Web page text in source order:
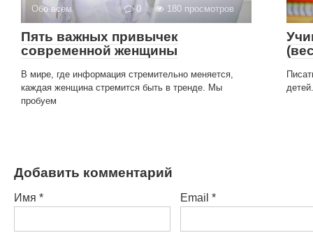
Обо всем 0 180 просмотров
Пять важных привычек
современной женщины
В мире, где информация стремительно меняется,
каждая женщина стремится быть в тренде. Мы
пробуем
Добавить комментарий
Имя * Email *